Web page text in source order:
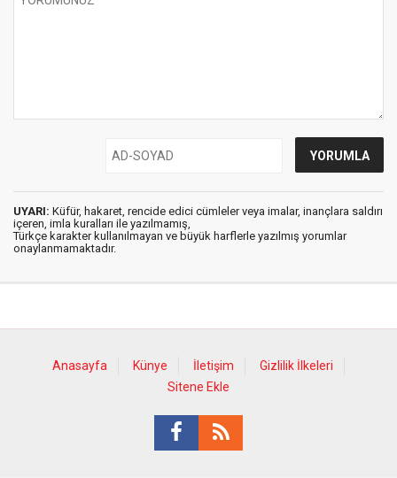
UYARI: Küfür, hakaret, rencide edici cümleler veya imalar, inançlara saldırı
içeren, imla kuralları ile yazılmamış,
Türkçe karakter kullanılmayan ve büyük harflerle yazılmış yorumlar
onaylanmamaktadır.
Anasayfa Künye İletişim
Gizlilik İlkeleri
Sitene Ekle